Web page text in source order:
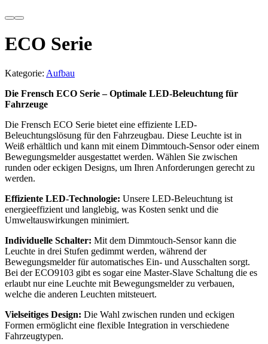
ECO Serie
Kategorie: Aufbau
Die Frensch ECO Serie – Optimale LED-Beleuchtung für
Fahrzeuge
Die Frensch ECO Serie bietet eine effiziente LED-
Beleuchtungslösung für den Fahrzeugbau. Diese Leuchte ist in
Weiß erhältlich und kann mit einem Dimmtouch-Sensor oder einem
Bewegungsmelder ausgestattet werden. Wählen Sie zwischen
runden oder eckigen Designs, um Ihren Anforderungen gerecht zu
werden.
Effiziente LED-Technologie: Unsere LED-Beleuchtung ist
energieeffizient und langlebig, was Kosten senkt und die
Umweltauswirkungen minimiert.
Individuelle Schalter: Mit dem Dimmtouch-Sensor kann die
Leuchte in drei Stufen gedimmt werden, während der
Bewegungsmelder für automatisches Ein- und Ausschalten sorgt.
Bei der ECO9103 gibt es sogar eine Master-Slave Schaltung die es
erlaubt nur eine Leuchte mit Bewegungsmelder zu verbauen,
welche die anderen Leuchten mitsteuert.
Vielseitiges Design: Die Wahl zwischen runden und eckigen
Formen ermöglicht eine flexible Integration in verschiedene
Fahrzeugtypen.